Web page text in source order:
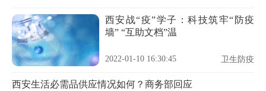
西安战“疫”学子：科技筑牢“防疫
墙” “互助文档”温
2022-01-10 16:30:45 卫生防疫
西安生活必需品供应情况如何？商务部回应